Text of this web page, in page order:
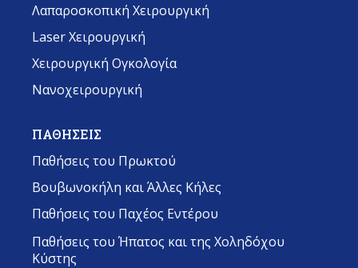
Λαπαροσκοπική Χειρουργική
Laser Χειρουργική
Χειρουργική Ογκολογία
Νανοχειρουργική
ΠΑΘΗΣΕΙΣ
Παθήσεις του Πρωκτού
Βουβωνοκήλη και Άλλες Κήλες
Παθήσεις του Παχέος Εντέρου
Παθήσεις του Ήπατος και της Χοληδόχου
Κύστης